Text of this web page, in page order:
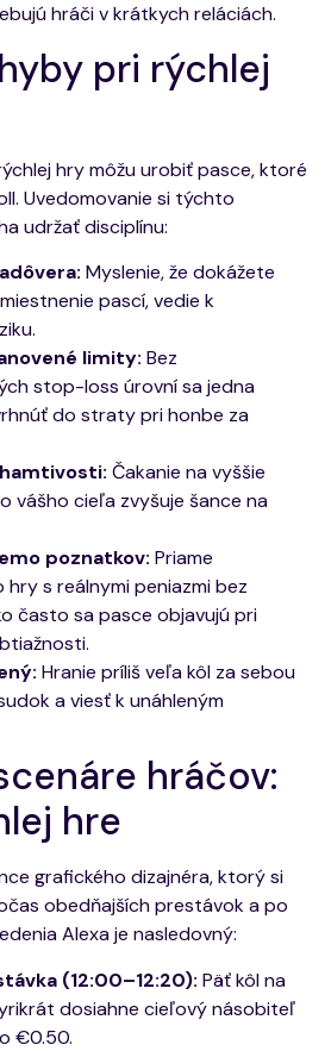
hráči v krátkych reláciách.
pri rýchlej
hry môžu urobiť pasce, ktoré
Uvedomovanie si týchto
udržať disciplínu:
Myslenie, že dokážete
pascí, vedie k
limity: Bez
stop-loss úrovní sa jedna
do straty pri honbe za
Čakanie na vyššie
vášho cieľa zvyšuje šance na
poznatkov: Priame
s reálnymi peniazmi bez
často sa pasce objavujú pri
Hranie príliš veľa kôl za sebou
a viesť k unáhleným
hráčov:
hre
grafického dizajnéra, ktorý si
obedňajších prestávok a po
Alexa je nasledovný:
(12:00–12:20): Päť kôl na
dosiahne cieľový násobiteľ
€0.50.